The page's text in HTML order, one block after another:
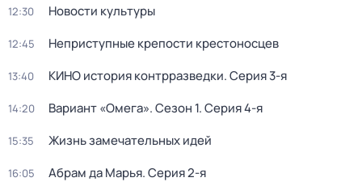
12:30 Новости культуры
12:45 Неприступные крепости крестоносцев
13:40 КИНО история контрразведки. Серия 3-я
14:20 Вариант «Омега». Сезон 1. Серия 4-я
15:35 Жизнь замечательных идей
16:05 Абрам да Марья. Серия 2-я